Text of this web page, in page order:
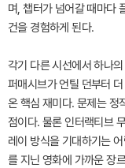
며, 챕터가 넘어갈 때마다
건을 경험하게 된다.
각기 다른 시선에서 하나
퍼매시브가 언틸 던부터
온 핵심 재미다. 문제는 정
점이다. 물론 인터랙티브
레이 방식을 기대하기는
를 지닌 영화에 가까운 장